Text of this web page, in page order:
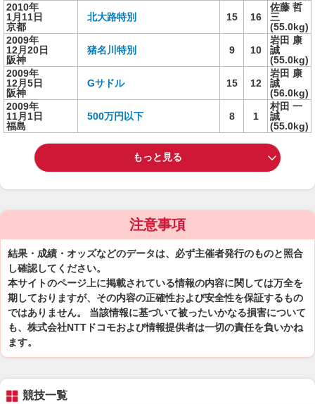
2010年
1月11日
京都
北大路特別 15 16
佐藤 哲
三
(55.0kg)
2009年
12月20日
阪神
猪名川特別 9 10
岩田 康
誠
(55.0kg)
2009年
12月5日
阪神
Gサドル 15 12
岩田 康
誠
(56.0kg)
2009年
11月1日
福島
500万円以下 8 1
村田 一
誠
(55.0kg)
もっと見る
注意事項
結果・成績・オッズなどのデータは、必ず主催者発行のものと照合
し確認してください。
本サイトのページ上に掲載されている情報の内容に関しては万全を
期しておりますが、その内容の正確性および安全性を保証するもの
ではありません。 当該情報に基づいて被ったいかなる損害について
も、株式会社NTTドコモおよび情報提供者は一切の責任を負いかね
ます。
競技一覧